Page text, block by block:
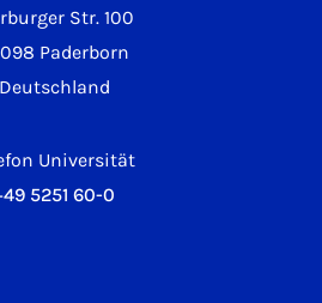
Str. 100
Paderborn
Deutschland
Universität
5251 60-0